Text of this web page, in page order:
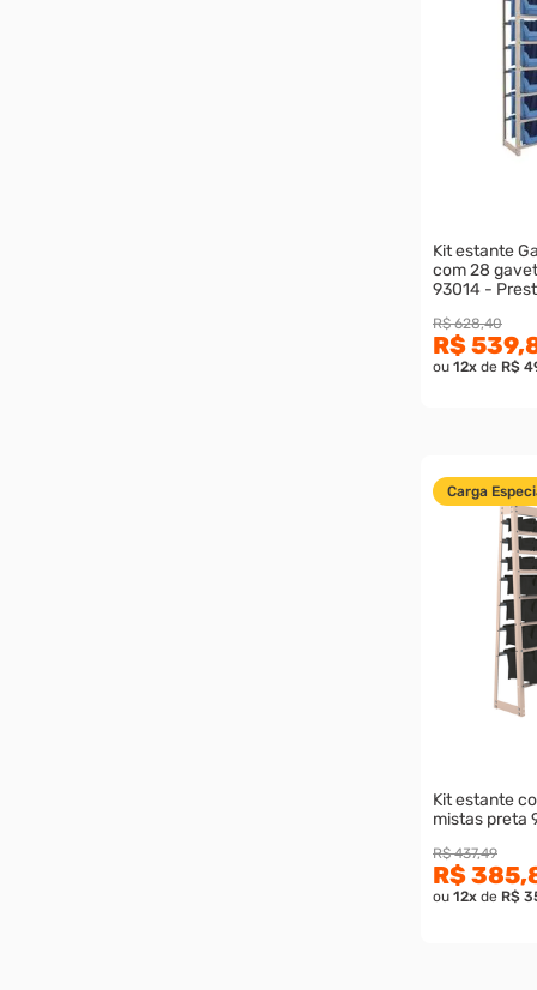
Kit estante
com 28
93014 -
R$ 628,40
R$
ou 12x de R$
Carga
Kit estante
mistas preta
R$ 437,49
R$
ou 12x de R$